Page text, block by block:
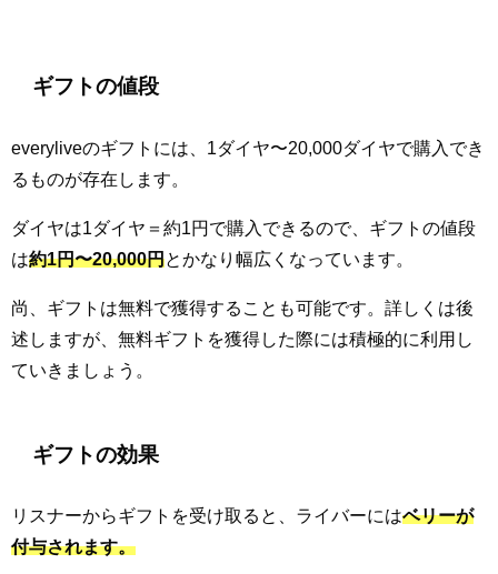
ギフトの値段
everyliveのギフトには、1ダイヤ〜20,000ダイヤで購入でき
るものが存在します。
ダイヤは1ダイヤ＝約1円で購入できるので、ギフトの値段
は約1円〜20,000円とかなり幅広くなっています。
尚、ギフトは無料で獲得することも可能です。詳しくは後
述しますが、無料ギフトを獲得した際には積極的に利用し
ていきましょう。
ギフトの効果
リスナーからギフトを受け取ると、ライバーにはベリーが
付与されます。